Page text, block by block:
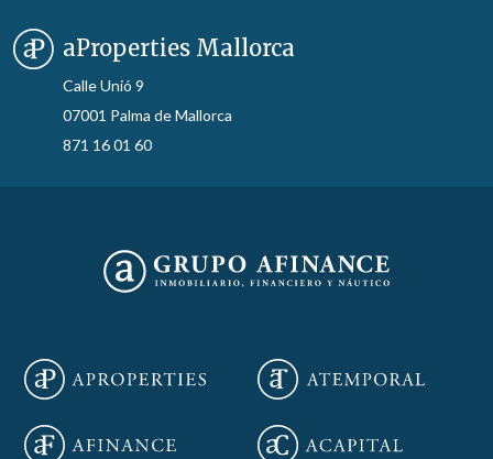
aProperties Mallorca
Calle Unió 9
07001 Palma de Mallorca
871 16 01 60